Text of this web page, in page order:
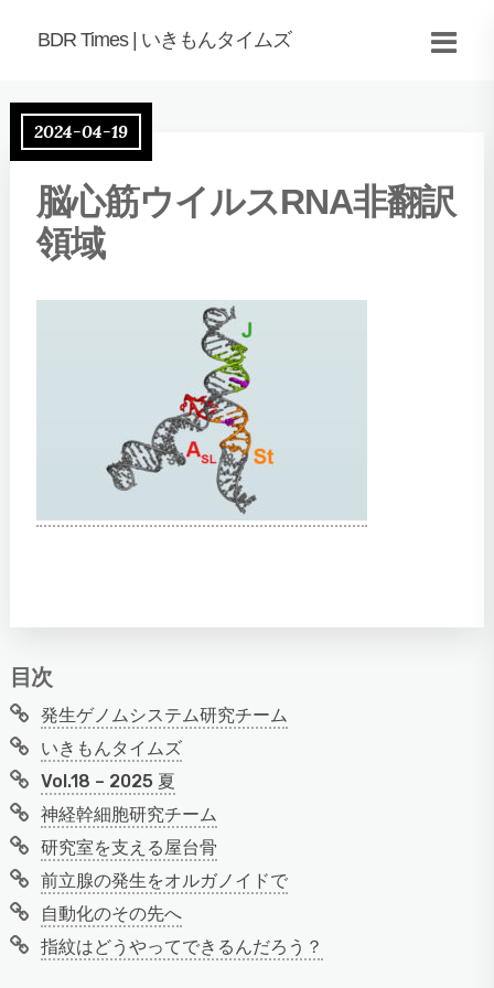
BDR Times | いきもんタイムズ
2024-04-19
脳心筋ウイルスRNA非翻訳
領域
目次
発生ゲノムシステム研究チーム
いきもんタイムズ
Vol.18 – 2025 夏
神経幹細胞研究チーム
研究室を支える屋台骨
前立腺の発生をオルガノイドで
自動化のその先へ
指紋はどうやってできるんだろう？